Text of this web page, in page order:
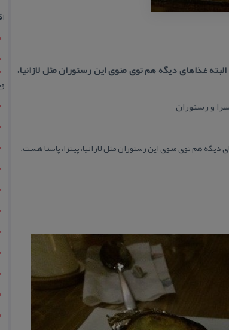
غذاهای دیگه هم توی منوی این رستوران مثل لازانیا،
و رستوران
هم توی منوی این رستوران مثل لازانیا، پیتزا، پاستا هست.